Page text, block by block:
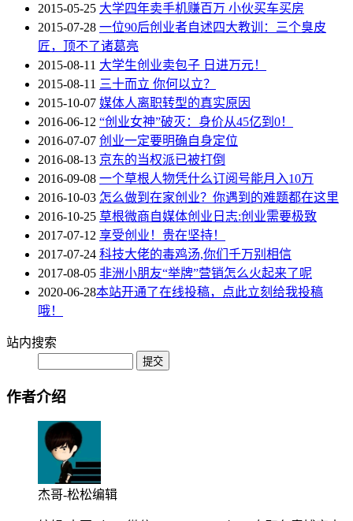
2015-05-25 大学四年卖手机赚百万 小伙买车买房
2015-07-28 一位90后创业者自述四大教训：三个臭皮
匠，顶不了诸葛亮
2015-08-11 大学生创业卖包子 日进万元！
2015-08-11 三十而立 你何以立？
2015-10-07 媒体人离职转型的真实原因
2016-06-12 “创业女神”破灭：身价从45亿到0！
2016-07-07 创业一定要明确自身定位
2016-08-13 京东的当权派已被打倒
2016-09-08 一个草根人物凭什么订阅号能月入10万
2016-10-03 怎么做到在家创业？你遇到的难题都在这里
2016-10-25 草根微商自媒体创业日志:创业需要极致
2017-07-12 享受创业！贵在坚持！
2017-07-24 科技大佬的毒鸡汤,你们千万别相信
2017-08-05 非洲小朋友“举牌”营销怎么火起来了呢
2020-06-28本站开通了在线投稿，点此立刻给我投稿
哦！
站内搜索
作者介绍
杰哥-松松编辑